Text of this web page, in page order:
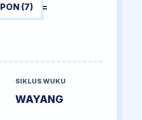
PON (7) =
SIKLUS WUKU
WAYANG